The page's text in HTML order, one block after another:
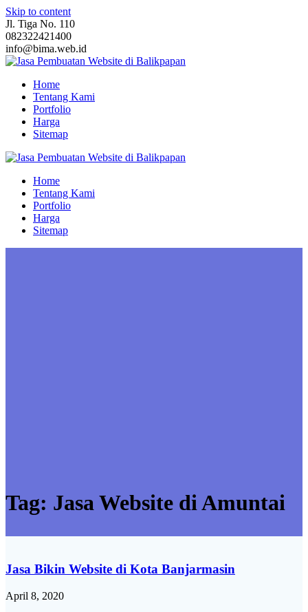
Skip to content
Jl. Tiga No. 110
082322421400
info@bima.web.id
Home
Tentang Kami
Portfolio
Harga
Sitemap
Home
Tentang Kami
Portfolio
Harga
Sitemap
Tag: Jasa Website di Amuntai
Jasa Bikin Website di Kota Banjarmasin
April 8, 2020